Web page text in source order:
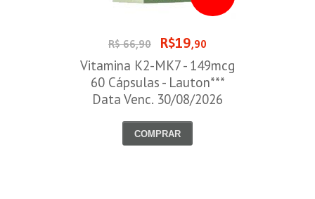
R$ 66,90 R$19,90
Vitamina K2-MK7 - 149mcg
60 Cápsulas - Lauton***
Data Venc. 30/08/2026
COMPRAR